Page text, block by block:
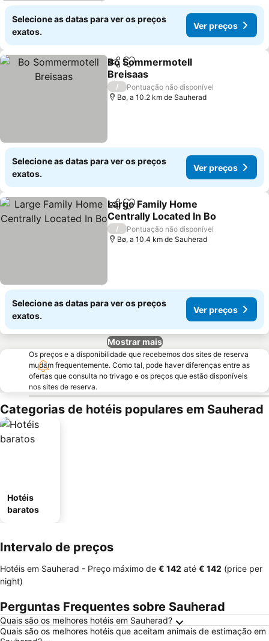
Selecione as datas para ver os preços
exatos.
Ver preços
PartilharAdicionar aos favoritos
Bo Sommermotell
Breisaas
Ver preços
/
Pontuação não disponível
Bø, a 10.2 km de Sauherad
Selecione as datas para ver os preços
exatos.
Ver preços
PartilharAdicionar aos favoritos
Large Family Home
Centrally Located In Bo
Ver preços
/
Pontuação não disponível
Bø, a 10.4 km de Sauherad
Selecione as datas para ver os preços
exatos.
Ver preços
Mostrar mais
Os preços e a disponibilidade que recebemos dos sites de reserva
mudam frequentemente. Como tal, pode haver diferenças entre as
ofertas que consulta no trivago e os preços que estão disponíveis
nos sites de reserva.
Categorias de hotéis populares em Sauherad
Hotéis
baratos
Intervalo de preços
Hotéis em Sauherad - Preço máximo de ‎€ 142 até ‎€ 142 (price per
night)
Perguntas Frequentes sobre Sauherad
Quais são os melhores hotéis em Sauherad?
Quais são os melhores hotéis que aceitam animais de estimação em